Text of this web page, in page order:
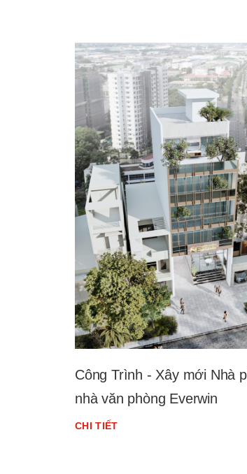
Công Trình - Xây mới Nhà
nhà văn phòng Everwin
CHI TIẾT